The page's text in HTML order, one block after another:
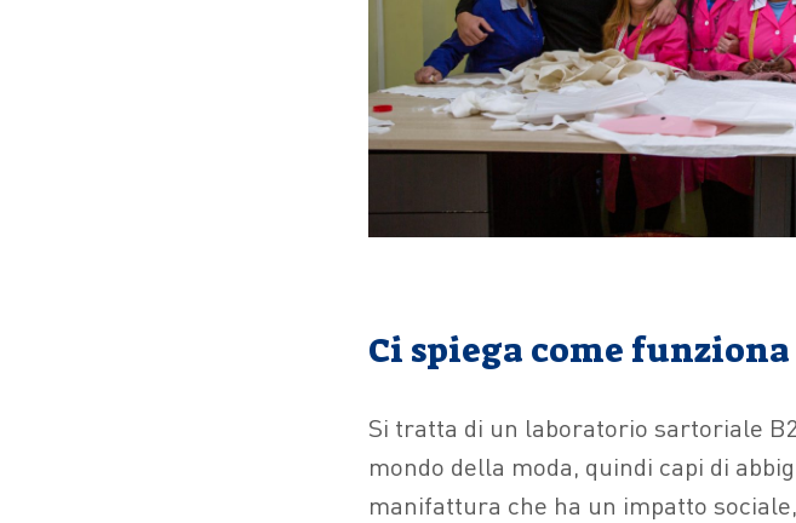
Ci spiega come
Si tratta di un laboratorio sartoriale
mondo della moda, quindi capi di
manifattura che ha un impatto